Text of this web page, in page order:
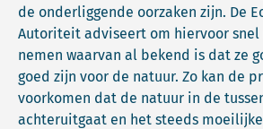
de onderliggende oorzaken zijn. De
Autoriteit adviseert om hiervoor
nemen waarvan al bekend is dat ze
goed zijn voor de natuur. Zo kan de
voorkomen dat de natuur in de
achteruitgaat en het steeds